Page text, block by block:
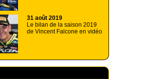
31 août 2019
Le bilan de la saison 2019
de Vincent Falcone en vidéo